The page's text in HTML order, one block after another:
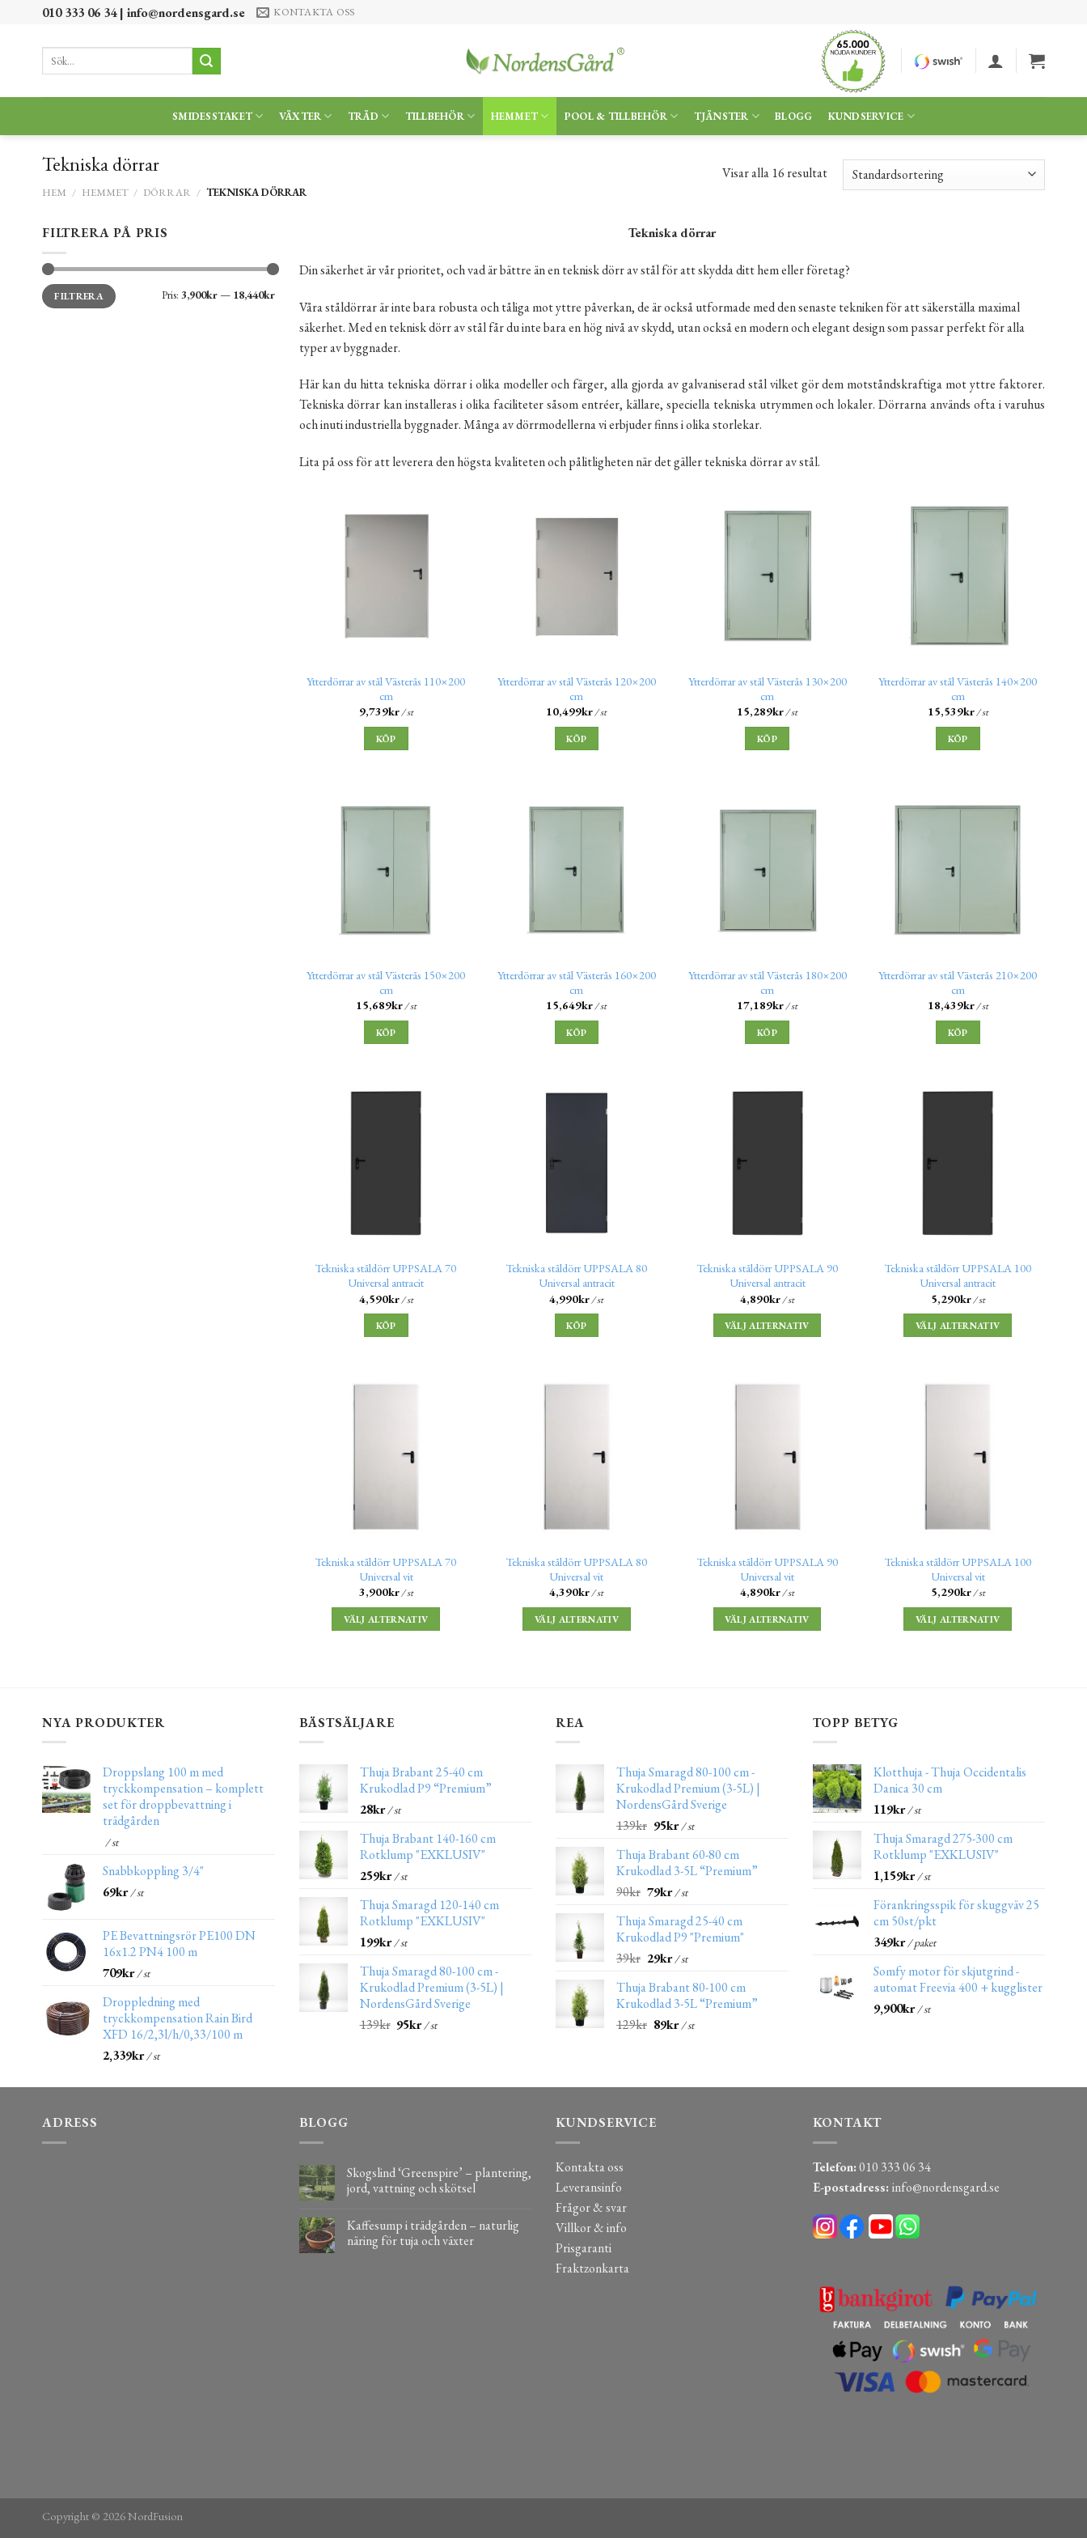
010 333 06 34 | info@nordensgard.se KONTAKTA OSS
efter:
SMIDESSTAKET VÄXTER TRÄD TILLBEHÖR HEMMET POOL & TILLBEHÖR TJÄNSTER BLOGG KUNDSERVICE
Tekniska dörrar
HEM / HEMMET / DÖRRAR / TEKNISKA DÖRRAR
Visar alla 16 resultat
FILTRERA PÅ PRIS
Min
pris
Max
prisFILTRERA Pris: 3,900kr— 18,440kr
Tekniska dörrar
Din säkerhet är vår prioritet, och vad är bättre än en teknisk dörr av stål för att skydda ditt hem eller företag?
Våra ståldörrar är inte bara robusta och tåliga mot yttre påverkan, de är också utformade med den senaste tekniken för att säkerställa maximal
säkerhet. Med en teknisk dörr av stål får du inte bara en hög nivå av skydd, utan också en modern och elegant design som passar perfekt för alla
typer av byggnader.
Här kan du hitta tekniska dörrar i olika modeller och färger, alla gjorda av galvaniserad stål vilket gör dem motståndskraftiga mot yttre faktorer.
Tekniska dörrar kan installeras i olika faciliteter såsom entréer, källare, speciella tekniska utrymmen och lokaler. Dörrarna används ofta i varuhus
och inuti industriella byggnader. Många av dörrmodellerna vi erbjuder finns i olika storlekar.
Lita på oss för att leverera den högsta kvaliteten och pålitligheten när det gäller tekniska dörrar av stål.
Ytterdörrar av stål Västerås 110×200
cm
9,739kr/ st
KÖP
Ytterdörrar av stål Västerås 120×200
cm
10,499kr/ st
KÖP
Ytterdörrar av stål Västerås 130×200
cm
15,289kr/ st
KÖP
Ytterdörrar av stål Västerås 140×200
cm
15,539kr/ st
KÖP
Ytterdörrar av stål Västerås 150×200
cm
15,689kr/ st
KÖP
Ytterdörrar av stål Västerås 160×200
cm
15,649kr/ st
KÖP
Ytterdörrar av stål Västerås 180×200
cm
17,189kr/ st
KÖP
Ytterdörrar av stål Västerås 210×200
cm
18,439kr/ st
KÖP
Tekniska ståldörr UPPSALA 70
Universal antracit
4,590kr/ st
KÖP
Tekniska ståldörr UPPSALA 80
Universal antracit
4,990kr/ st
KÖP
Tekniska ståldörr UPPSALA 90
Universal antracit
4,890kr/ st
VÄLJ ALTERNATIV
Tekniska ståldörr UPPSALA 100
Universal antracit
5,290kr/ st
VÄLJ ALTERNATIV
Tekniska ståldörr UPPSALA 70
Universal vit
3,900kr/ st
VÄLJ ALTERNATIV
Tekniska ståldörr UPPSALA 80
Universal vit
4,390kr/ st
VÄLJ ALTERNATIV
Tekniska ståldörr UPPSALA 90
Universal vit
4,890kr/ st
VÄLJ ALTERNATIV
Tekniska ståldörr UPPSALA 100
Universal vit
5,290kr/ st
VÄLJ ALTERNATIV
NYA PRODUKTER
Droppslang 100 m med
tryckkompensation – komplett
set för droppbevattning i
trädgården
/ st
Snabbkoppling 3/4"
69kr/ st
PE Bevattningsrör PE100 DN
16x1.2 PN4 100 m
709kr/ st
Droppledning med
tryckkompensation Rain Bird
XFD 16/2,3l/h/0,33/100 m
2,339kr/ st
BÄSTSÄLJARE
Thuja Brabant 25-40 cm
Krukodlad P9 “Premium”
28kr/ st
Thuja Brabant 140-160 cm
Rotklump "EXKLUSIV"
259kr/ st
Thuja Smaragd 120-140 cm
Rotklump "EXKLUSIV"
199kr/ st
Thuja Smaragd 80-100 cm -
Krukodlad Premium (3-5L) |
NordensGård Sverige
139kr 95kr/ st
REA
Thuja Smaragd 80-100 cm -
Krukodlad Premium (3-5L) |
NordensGård Sverige
139kr 95kr/ st
Thuja Brabant 60-80 cm
Krukodlad 3-5L “Premium”
90kr 79kr/ st
Thuja Smaragd 25-40 cm
Krukodlad P9 "Premium"
39kr 29kr/ st
Thuja Brabant 80-100 cm
Krukodlad 3-5L “Premium”
129kr 89kr/ st
TOPP BETYG
Klotthuja - Thuja Occidentalis
Danica 30 cm
119kr/ st
Thuja Smaragd 275-300 cm
Rotklump "EXKLUSIV"
1,159kr/ st
Förankringsspik för skuggväv 25
cm 50st/pkt
349kr/ paket
Somfy motor för skjutgrind -
automat Freevia 400 + kugglister
9,900kr/ st
ADRESS BLOGG
Skogslind ‘Greenspire’ – plantering,
jord, vattning och skötsel
Kaffesump i trädgården – naturlig
näring för tuja och växter
KUNDSERVICE
Kontakta oss
Leveransinfo
Frågor & svar
Villkor & info
Prisgaranti
Fraktzonkarta
KONTAKT
Telefon:010 333 06 34
E-postadress: info@nordensgard.se
Copyright © 2026 NordFusion